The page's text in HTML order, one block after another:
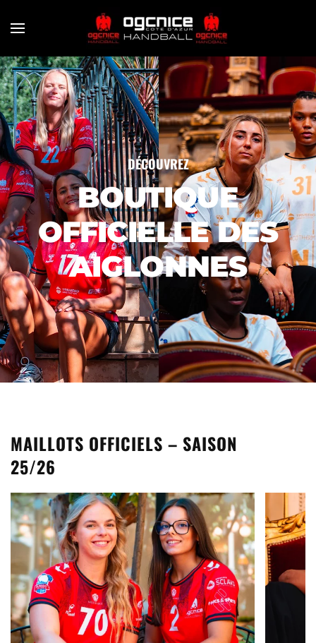
Skip to main content
DÉCOUVREZ
BOUTIQUE
OFFICIELLE DES
AIGLONNES
MAILLOTS OFFICIELS – SAISON
25/26